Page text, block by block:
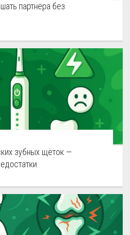
партнёра без
зубных щёток —